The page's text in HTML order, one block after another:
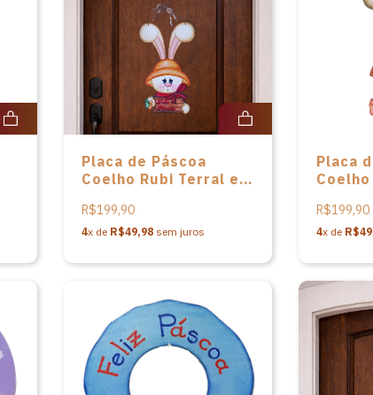
Placa de Páscoa
Coelho Rubi Terral em
Atelier
R$199,90
4x de R$49,98sem juros
Placa
Atelier
R$199,90
4x de